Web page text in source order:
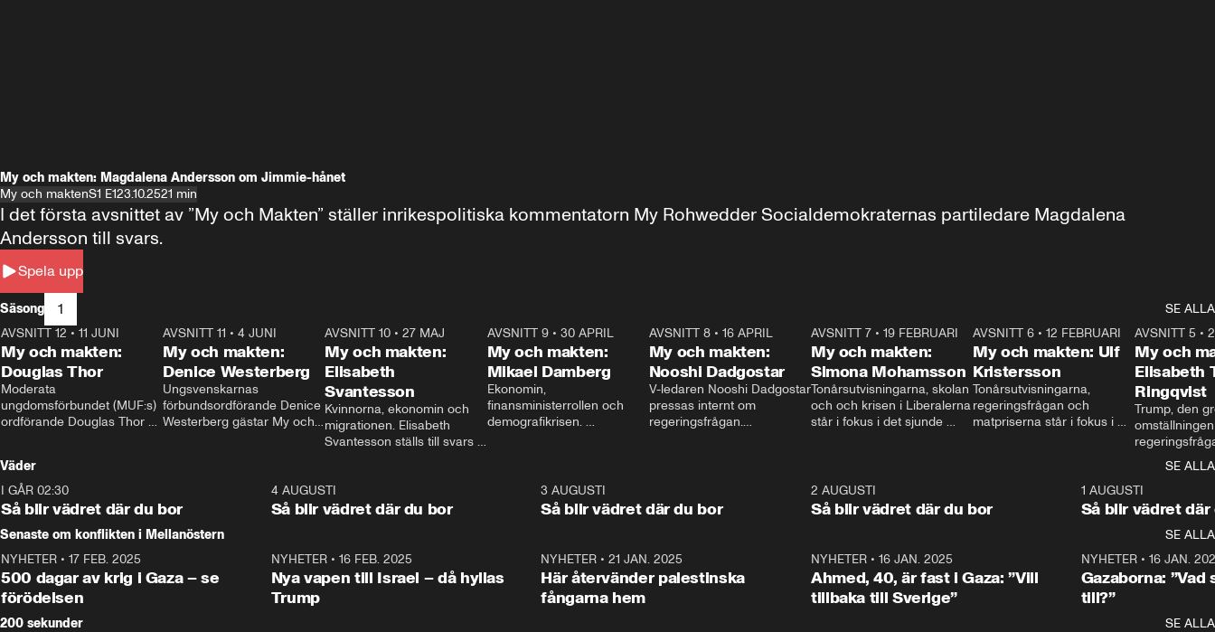
My och makten: Magdalena Andersson om Jimmie-hånet
My och maktenS1 E123.10.2521 min
Spela upp
I det första avsnittet av ”My och Makten” ställer inrikespolitiska kommentatorn My Rohwedder Socialdemokraternas partiledare Magdalena
Andersson till svars.
Säsong 1
SE ALLA
26:27
AVSNITT 12 • 11 JUNI
My och makten:
Douglas Thor
Moderata
ungdomsförbundet (MUF:s)
ordförande Douglas Thor
tonårsutvisningarna och hur
Moderaterna ska locka
väljare till valet i höst.
23:40
AVSNITT 11 •4 JUNI
My och makten:
Denice Westerberg
Ungsvenskarnas
förbundsordförande Denice
Westerberg gästar My och
AVSNITT 10 •27 MAJ
My och makten:
Elisabeth
Svantesson
Kvinnorna, ekonomin och
migrationen. Elisabeth
Svantesson ställs till svars
AVSNITT 9• 30 APRIL
My och makten:
Mikael Damberg
Ekonomin,
finansministerrollen och
demografikrisen.
och Makten.
AVSNITT 8• 16 APRIL
My och makten:
Nooshi Dadgostar
V-ledaren Nooshi Dadgostar
pressas internt om
regeringsfrågan.
– Vi ställer upp i val. Ska vi
vara med så sitter vi förstås
24:30
AVSNITT 7• 19 FEBRUARI
My och makten:
Simona Mohamsson
Tonårsutvisningarna, skolan
och och krisen i Liberalerna
står i fokus i det sjunde
kommentator My
Rohwedder ställer
utbildnings- och
Mohamsson till svars.
27:30
AVSNITT 6 •12 FEBRUARI
My och makten: Ulf
Kristersson
Tonårsutvisningarna,
regeringsfrågan och
matpriserna står i fokus i
Rohwedder ställer
statsminister Ulf Kristersson
AVSNITT 5 •
My och
Elisabeth
Ringqvist
Trump, den
centrum i
avsnittet av
Makten”. Se
Aftonbladets
Rohwedder
Thand Ring
Väder
SE ALLA
I GÅR 02:30
Så blir vädret där du bor
1:06
4 AUGUSTI
Så blir vädret där du bor
3 AUGUSTI
Så blir vädret där du bor
2 AUGUSTI
Så blir vädret där du bor
1 AUGUSTI
Så blir vädret där
Senaste om konflikten i Mellanöstern
SE ALLA
NYHETER • 17 FEB. 2025
500 dagar av krig i Gaza – se
förödelsen
NYHETER• 16 FEB. 2025
Nya vapen till Israel – då hyllas
Trump
NYHETER •21 JAN. 2025
Här återvänder palestinska
fångarna hem
NYHETER• 16 JAN. 2025
Ahmed, 40, är fast i Gaza: ”Vill
tillbaka till Sverige”
NYHETER• 16 JAN.
Gazaborna:
till?”
200 sekunder
SE ALLA